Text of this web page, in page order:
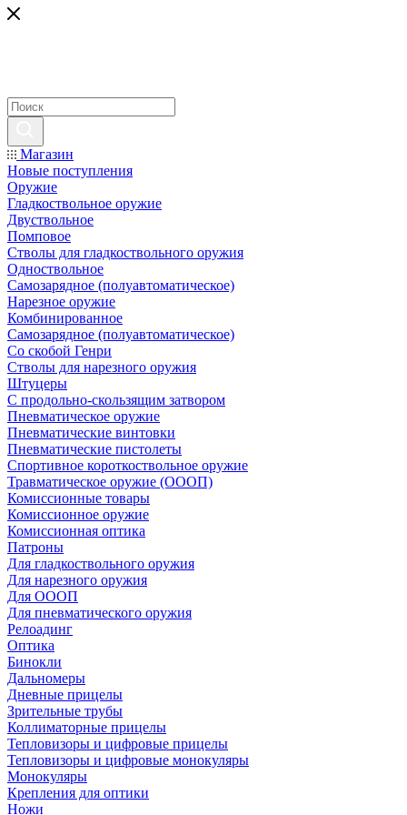
Магазин
Новые поступления
Оружие
Гладкоствольное оружие
Двуствольное
Помповое
Стволы для гладкоствольного оружия
Одноствольное
Самозарядное (полуавтоматическое)
Нарезное оружие
Комбинированное
Самозарядное (полуавтоматическое)
Со скобой Генри
Стволы для нарезного оружия
Штуцеры
С продольно-скользящим затвором
Пневматическое оружие
Пневматические винтовки
Пневматические пистолеты
Спортивное короткоствольное оружие
Травматическое оружие (ОООП)
Комиссионные товары
Комиссионное оружие
Комиссионная оптика
Патроны
Для гладкоствольного оружия
Для нарезного оружия
Для ОООП
Для пневматического оружия
Релоадинг
Оптика
Бинокли
Дальномеры
Дневные прицелы
Зрительные трубы
Коллиматорные прицелы
Тепловизоры и цифровые прицелы
Тепловизоры и цифровые монокуляры
Монокуляры
Крепления для оптики
Ножи